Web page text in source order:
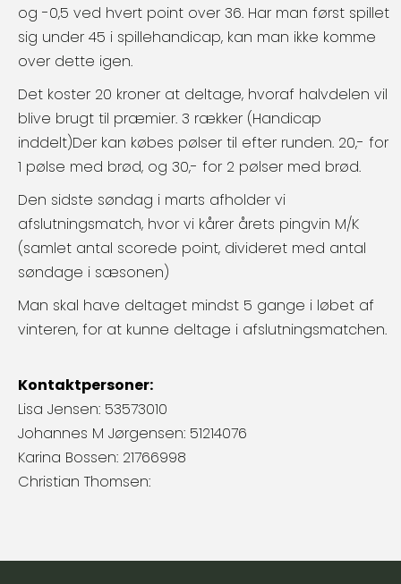
og -0,5 ved hvert point over 36. Har man først spillet
sig under 45 i spillehandicap, kan man ikke komme
over dette igen.
Det koster 20 kroner at deltage, hvoraf halvdelen vil
blive brugt til præmier. 3 rækker (Handicap
inddelt)Der kan købes pølser til efter runden. 20,- for
1 pølse med brød, og 30,- for 2 pølser med brød.
Den sidste søndag i marts afholder vi
afslutningsmatch, hvor vi kårer årets pingvin M/K
(samlet antal scorede point, divideret med antal
søndage i sæsonen)
Man skal have deltaget mindst 5 gange i løbet af
vinteren, for at kunne deltage i afslutningsmatchen.
Kontaktpersoner:
Lisa Jensen: 53573010
Johannes M Jørgensen: 51214076
Karina Bossen: 21766998
Christian Thomsen: